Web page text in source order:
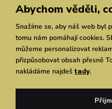
Prodejny
Praha Brno Chrudim
Abychom věděli,
Snažíme se, aby náš web byl
tomu nám pomáhají cookies.
můžeme personalizovat
přizpůsobovat obsah přesně
nakládáme najdeš tady.